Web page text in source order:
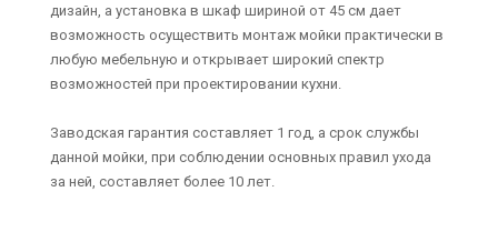
дизайн, а установка в шкаф шириной от 45 см дает
возможность осуществить монтаж мойки практически в
любую мебельную и открывает широкий спектр
возможностей при проектировании кухни.
Заводская гарантия составляет 1 год, а срок службы
данной мойки, при соблюдении основных правил ухода
за ней, составляет более 10 лет.